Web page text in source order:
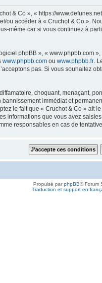
& Co », « https://
accéder à « Cruchot & Co ».
même car si vous continuez à
phpBB », «
www.phpbb.com ou www.phpbb.fr .
pas. Si vous souhaitez
choquant, menaçant,
immédiat et
le fait que « Cruchot & Co »
informations que vous avez
responsables en cas de
Propulsé parphpBB® Forum
Traduction et support en